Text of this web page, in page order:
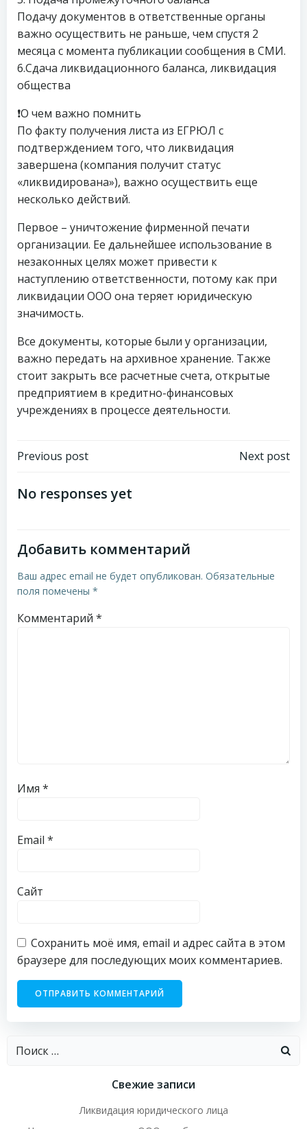
Подачу документов в ответственные органы
важно осуществить не раньше, чем спустя 2
месяца с момента публикации сообщения в СМИ.
6.Сдача ликвидационного баланса, ликвидация
общества
❗️О чем важно помнить
По факту получения листа из ЕГРЮЛ с
подтверждением того, что ликвидация
завершена (компания получит статус
«ликвидирована»), важно осуществить еще
несколько действий.
Первое – уничтожение фирменной печати
организации. Ее дальнейшее использование в
незаконных целях может привести к
наступлению ответственности, потому как при
ликвидации ООО она теряет юридическую
значимость.
Все документы, которые были у организации,
важно передать на архивное хранение. Также
стоит закрыть все расчетные счета, открытые
предприятием в кредитно-финансовых
учреждениях в процессе деятельности.
Навигация
по
Previous post
Навигация
Next post
No responses yet
Добавить комментарий
Ваш адрес email не будет опубликован. Обязательные
поля помечены *
Комментарий *
Имя *
Email *
Сайт
Сохранить моё имя, email и адрес сайта в этом
браузере для последующих моих комментариев.
Найти:
Свежие записи
Ликвидация юридического лица